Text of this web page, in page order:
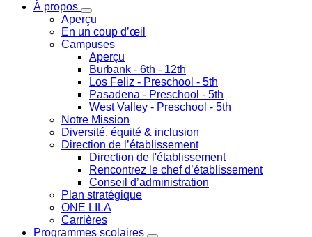
À propos
Aperçu
En un coup d’œil
Campuses
Aperçu
Burbank - 6th - 12th
Los Feliz - Preschool - 5th
Pasadena - Preschool - 5th
West Valley - Preschool - 5th
Notre Mission
Diversité, équité & inclusion
Direction de l’établissement
Direction de l'établissement
Rencontrez le chef d’établissement
Conseil d’administration
Plan stratégique
ONE LILA
Carrières
Programmes scolaires